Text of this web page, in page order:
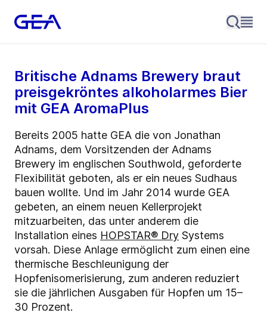
Britische Adnams Brewery braut
preisgekröntes alkoholarmes Bier
mit GEA AromaPlus
Bereits 2005 hatte GEA die von Jonathan
Adnams, dem Vorsitzenden der Adnams
Brewery im englischen Southwold, geforderte
Flexibilität geboten, als er ein neues Sudhaus
bauen wollte. Und im Jahr 2014 wurde GEA
gebeten, an einem neuen Kellerprojekt
mitzuarbeiten, das unter anderem die
Installation eines HOPSTAR® Dry Systems
vorsah. Diese Anlage ermöglicht zum einen eine
thermische Beschleunigung der
Hopfenisomerisierung, zum anderen reduziert
sie die jährlichen Ausgaben für Hopfen um 15–
30 Prozent.